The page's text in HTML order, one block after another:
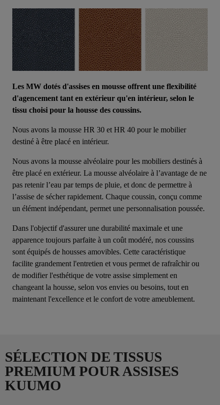
Les MW dotés d'assises en mousse offrent une flexibilité
d'agencement tant en extérieur qu'en intérieur, selon le
tissu choisi pour la housse des coussins.
Nous avons la mousse HR 30 et HR 40 pour le mobilier
destiné à être placé en intérieur.
Nous avons la mousse alvéolaire pour les mobiliers destinés à
être placé en extérieur. La mousse alvéolaire à l’avantage de ne
pas retenir l’eau par temps de pluie, et donc de permettre à
l’assise de sécher rapidement. Chaque coussin, conçu comme
un élément indépendant, permet une personnalisation poussée.
Dans l'objectif d'assurer une durabilité maximale et une
apparence toujours parfaite à un coût modéré, nos coussins
sont équipés de housses amovibles. Cette caractéristique
facilite grandement l'entretien et vous permet de rafraîchir ou
de modifier l'esthétique de votre assise simplement en
changeant la housse, selon vos envies ou besoins, tout en
maintenant l'excellence et le confort de votre ameublement.
SÉLECTION DE TISSUS
PREMIUM POUR ASSISES
KUUMO